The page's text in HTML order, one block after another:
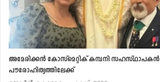
അമേരിക്കന്‍ കോസ്‌മെറ്റിക് കമ്പനി സഹസ്ഥാപകന്‍
പൗരോഹിത്യത്തിലേക്ക്